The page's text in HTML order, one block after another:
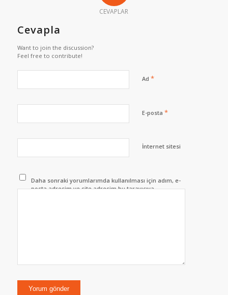
CEVAPLAR
Cevapla
Want to join the discussion?
Feel free to contribute!
Ad *
E-posta *
İnternet sitesi
Daha sonraki yorumlarımda kullanılması için adım, e-
posta adresim ve site adresim bu tarayıcıya